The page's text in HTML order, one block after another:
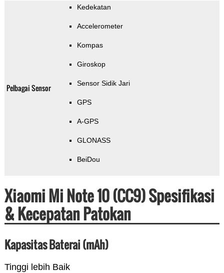
Pelbagai Sensor
Kedekatan
Accelerometer
Kompas
Giroskop
Sensor Sidik Jari
GPS
A-GPS
GLONASS
BeiDou
Xiaomi Mi Note 10 (CC9) Spesifikasi
& Kecepatan Patokan
Kapasitas Baterai (mAh)
Tinggi lebih Baik